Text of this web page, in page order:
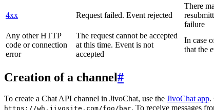
4xx Request failed. Event rejected
There
failure
Any other HTTP
code or connection
error
The request cannot be accepted
at this time. Event is not
accepted
In case
that the
Creation of a channel#
To create a Chat API channel in JivoChat, use the JivoChat app.
https://wh.jivosite.com/foo/bar. To receive messages